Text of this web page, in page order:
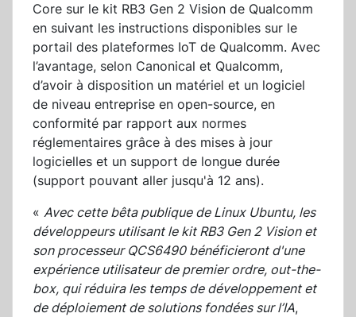
Core sur le kit RB3 Gen 2 Vision de Qualcomm
en suivant les instructions disponibles sur le
portail des plateformes IoT de Qualcomm. Avec
l’avantage, selon Canonical et Qualcomm,
d’avoir à disposition un matériel et un logiciel
de niveau entreprise en open-source, en
conformité par rapport aux normes
réglementaires grâce à des mises à jour
logicielles et un support de longue durée
(support pouvant aller jusqu'à 12 ans).
« Avec cette bêta publique de Linux Ubuntu, les
développeurs utilisant le kit RB3 Gen 2 Vision et
son processeur QCS6490 bénéficieront d'une
expérience utilisateur de premier ordre, out-the-
box, qui réduira les temps de développement et
de déploiement de solutions fondées sur l’IA,